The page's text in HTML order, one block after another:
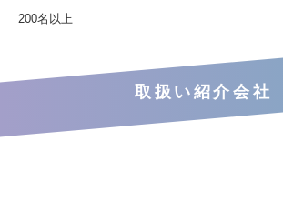
200名以上
取扱い紹介会社